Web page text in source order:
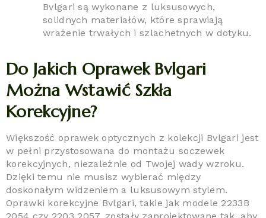
Bvlgari są wykonane z luksusowych,
solidnych materiałów, które sprawiają
wrażenie trwałych i szlachetnych w dotyku.
Do Jakich Oprawek Bvlgari
Można Wstawić Szkła
Korekcyjne?
Większość oprawek optycznych z kolekcji Bvlgari jest
w pełni przystosowana do montażu soczewek
korekcyjnych, niezależnie od Twojej wady wzroku.
Dzięki temu nie musisz wybierać między
doskonałym widzeniem a luksusowym stylem.
Oprawki korekcyjne Bvlgari, takie jak modele 2233B